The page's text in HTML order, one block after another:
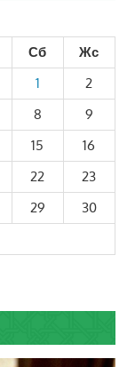
Сб
Жс
1
2
8
9
15
16
22
23
29
30